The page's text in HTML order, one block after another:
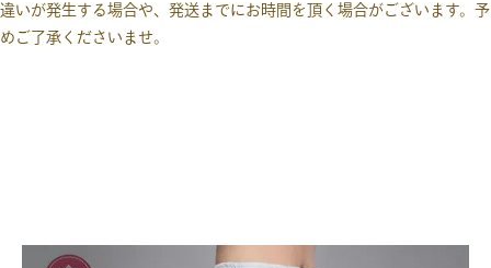
違いが発生する場合や、発送までにお時間を頂く場合がございます。予
めご了承くださいませ。